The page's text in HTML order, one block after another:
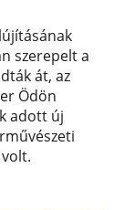
szerepelt a
át, az
Ödön
adott új